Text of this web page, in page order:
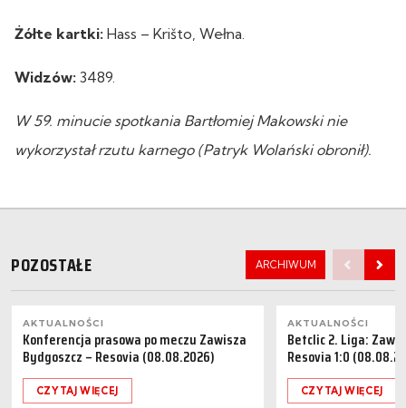
Żółte kartki: Hass – Krišto, Wełna.
Widzów: 3489.
W 59. minucie spotkania Bartłomiej Makowski nie
wykorzystał rzutu karnego (Patryk Wolański obronił).
POZOSTAŁE ARCHIWUM
AKTUALNOŚCI
Konferencja prasowa po meczu Zawisza
Bydgoszcz – Resovia (08.08.2026)
CZYTAJ WIĘCEJ
AKTUALNOŚCI
Betclic 2. Liga:
Resovia 1:0
CZYTAJ WIĘCEJ